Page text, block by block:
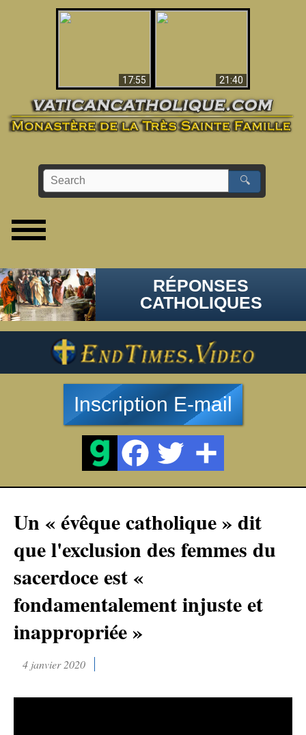
17:55
21:40
🔍
RÉPONSES
CATHOLIQUES
Inscription E-mail
Un « évêque catholique » dit
que l'exclusion des femmes du
sacerdoce est «
fondamentalement injuste et
inappropriée »
4 janvier 2020